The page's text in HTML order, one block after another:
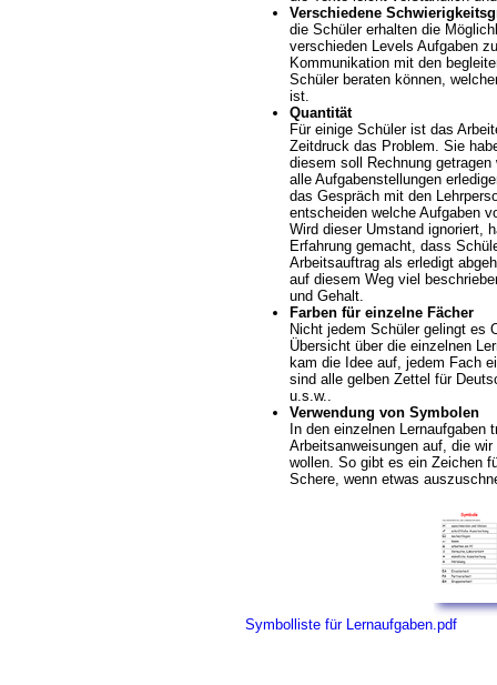
Verschiedene
die Schüler erhalten die
verschieden Levels Aufgaben
Kommunikation mit den
Schüler beraten können,
ist.
Quantität
Für einige Schüler ist das
Zeitdruck das Problem. Sie
diesem soll Rechnung
alle Aufgabenstellungen
das Gespräch mit den
entscheiden welche Aufgaben
Wird dieser Umstand ignoriert,
Erfahrung gemacht, dass
Arbeitsauftrag als erledigt
auf diesem Weg viel
und Gehalt.
Farben für einzelne Fächer
Nicht jedem Schüler gelingt es
Übersicht über die einzelnen
kam die Idee auf, jedem Fach
sind alle gelben Zettel für
u.s.w..
Verwendung von Symbolen
In den einzelnen Lernaufgaben
Arbeitsanweisungen auf, die
wollen. So gibt es ein Zeichen
Schere, wenn etwas
Symbolliste für Lernaufgaben.pdf